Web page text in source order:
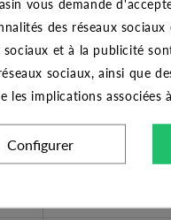
THERMADOR
Mamelon
des réseaux
sociaux et à la publicité
sociaux, ainsi que
les implications
Configurer